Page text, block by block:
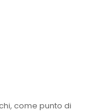
come punto di